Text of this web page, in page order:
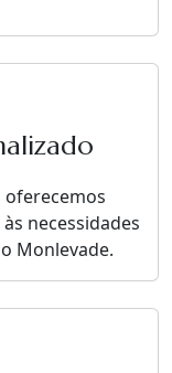
oferecemos
necessidades
Monlevade.